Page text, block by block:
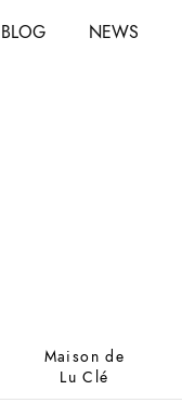
BLOG NEWS
Maison de
Lu Clé